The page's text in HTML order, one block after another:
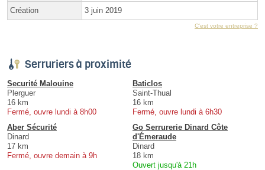
Création 3 juin 2019
C'est votre entreprise ?
Serruriers à proximité
Securité Malouine
Plerguer
16 km
Fermé, ouvre lundi à 8h00
Baticlos
Saint-Thual
16 km
Fermé, ouvre lundi à 6h30
Aber Sécurité
Dinard
17 km
Fermé, ouvre demain à 9h
Go Serrurerie Dinard Côte
d'Émeraude
Dinard
18 km
Ouvert jusqu'à 21h